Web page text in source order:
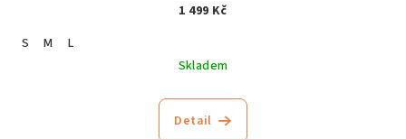
1 499 Kč
S
M
L
Skladem
Detail